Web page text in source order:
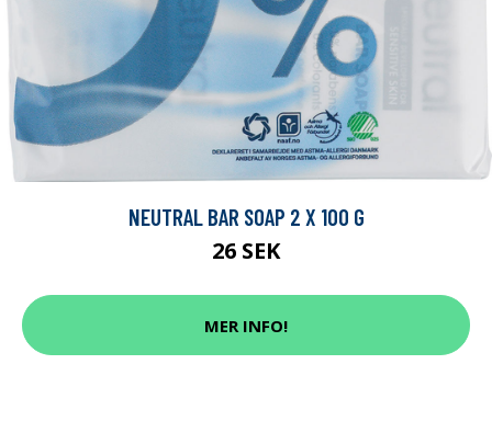
NEUTRAL BAR SOAP 2 X 100 G
26 SEK
MER INFO!